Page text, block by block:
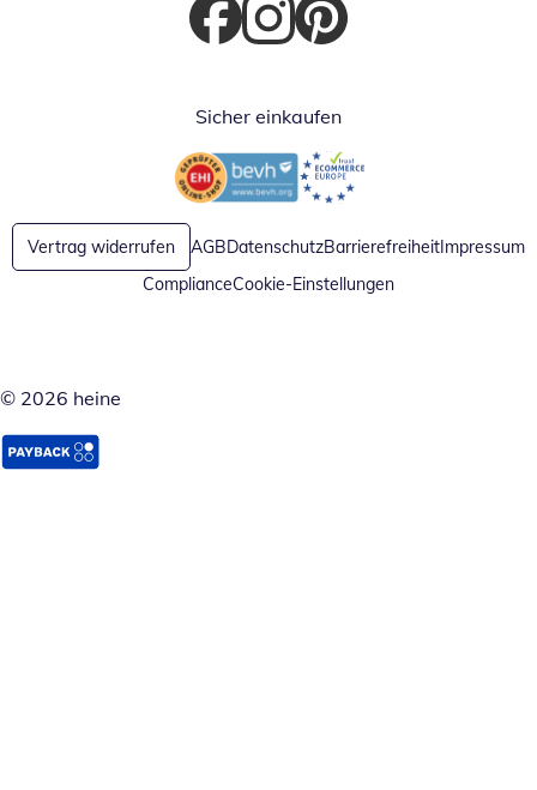
Öffnet in neuem Fenster
Öffnet in neuem Fenster
Öffnet in neuem Fenster
Sicher einkaufen
Öffnet in neuem FensterÖffnet in neuem Fenster
Vertrag widerrufen AGBDatenschutzBarrierefreiheitImpressum
ComplianceCookie-Einstellungen
© 2026 heine